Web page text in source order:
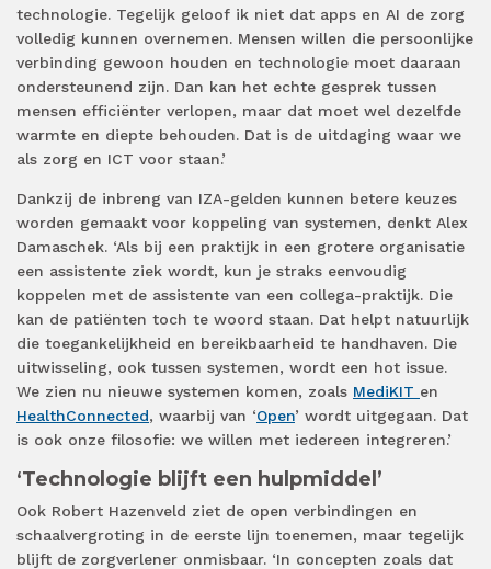
technologie. Tegelijk geloof ik niet dat apps en AI de zorg
volledig kunnen overnemen. Mensen willen die persoonlijke
verbinding gewoon houden en technologie moet daaraan
ondersteunend zijn. Dan kan het echte gesprek tussen
mensen efficiënter verlopen, maar dat moet wel dezelfde
warmte en diepte behouden. Dat is de uitdaging waar we
als zorg en ICT voor staan.’
Dankzij de inbreng van IZA-gelden kunnen betere keuzes
worden gemaakt voor koppeling van systemen, denkt Alex
Damaschek. ‘Als bij een praktijk in een grotere organisatie
een assistente ziek wordt, kun je straks eenvoudig
koppelen met de assistente van een collega-praktijk. Die
kan de patiënten toch te woord staan. Dat helpt natuurlijk
die toegankelijkheid en bereikbaarheid te handhaven. Die
uitwisseling, ook tussen systemen, wordt een hot issue.
We zien nu nieuwe systemen komen, zoals MediKIT en
HealthConnected, waarbij van ‘Open’ wordt uitgegaan. Dat
is ook onze filosofie: we willen met iedereen integreren.’
‘Technologie blijft een hulpmiddel’
Ook Robert Hazenveld ziet de open verbindingen en
schaalvergroting in de eerste lijn toenemen, maar tegelijk
blijft de zorgverlener onmisbaar. ‘In concepten zoals dat